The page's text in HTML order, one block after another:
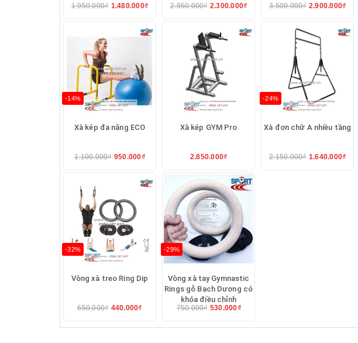
1.950.000₫ 1.480.000₫ 2.950.000₫ 2.300.000₫ 3.500.000₫ 2.900.000₫
-14%
Xà kép đa năng ECO
1.100.000₫ 950.000₫
Xà kép GYM Pro
2.850.000₫
-24%
Xà đơn chữ A nhiều tầng
2.150.000₫ 1.640.000₫
-32%
Vòng xà treo Ring Dip
650.000₫ 440.000₫
-29%
Vòng xà tay Gymnastic
Rings gỗ Bạch Dương có
khóa điều chỉnh
750.000₫ 530.000₫